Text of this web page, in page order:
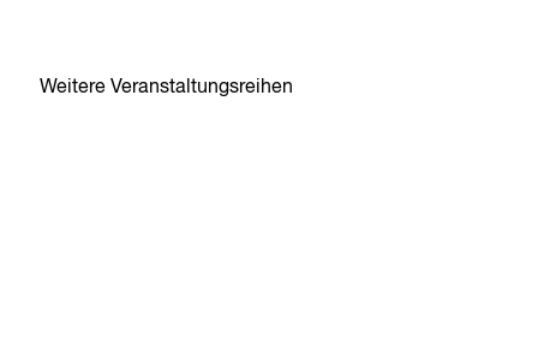
Weitere Veranstaltungsreihen